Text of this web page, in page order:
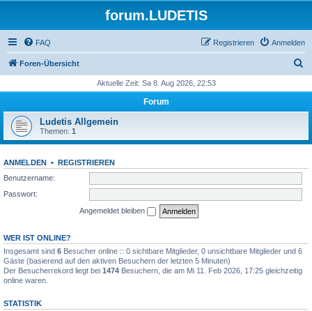
forum.LUDETIS
FAQ Anmelden
Registrieren
Foren-Übersicht
h
Aktuelle Zeit: Sa 8. Aug 2026, 22:53
Forum
Ludetis Allgemein
Themen: 1
ANMELDEN • REGISTRIEREN
Benutzername:
Passwort:
Angemeldet bleiben
WER IST ONLINE?
Insgesamt sind 6 Besucher online :: 0 sichtbare Mitglieder, 0 unsichtbare Mitglieder und 6
Gäste (basierend auf den aktiven Besuchern der letzten 5 Minuten)
Der Besucherrekord liegt bei 1474 Besuchern, die am Mi 11. Feb 2026, 17:25 gleichzeitig
online waren.
STATISTIK